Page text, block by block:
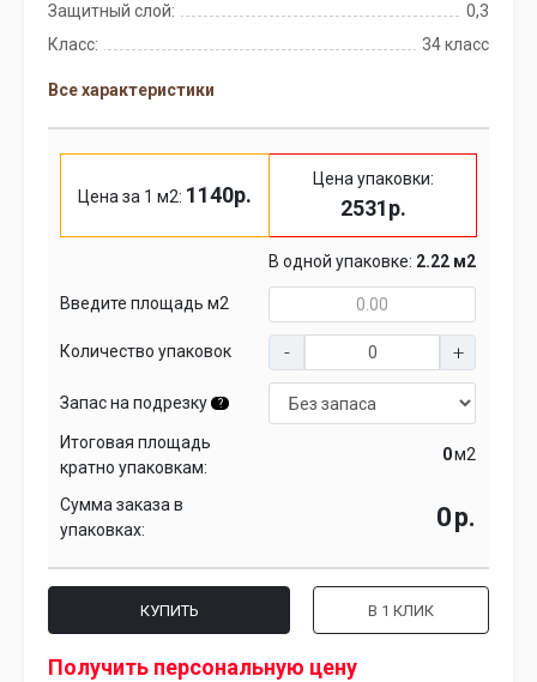
Защитный слой:
0,3
Класс:
34 класс
Все характеристики
Цена за 1 м2: 1140р.
Цена упаковки:
2531р.
В одной упаковке: 2.22 м2
Введите площадь м2
Количество упаковок
Запас на подрезку ?
Итоговая площадь
кратно упаковкам:
м2
Сумма заказа в
упаковках:
р.
КУПИТЬ В 1 КЛИК
Получить персональную цену